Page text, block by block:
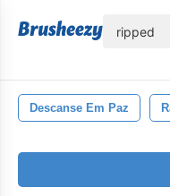
Descanse Em Paz